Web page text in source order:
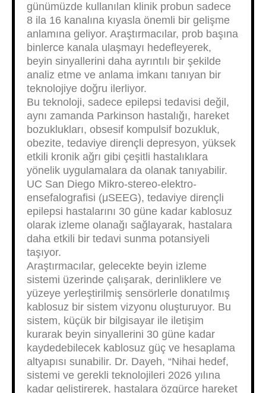
günümüzde kullanılan klinik probun sadece
8 ila 16 kanalına kıyasla önemli bir gelişme
anlamına geliyor. Araştırmacılar, prob başına
binlerce kanala ulaşmayı hedefleyerek,
beyin sinyallerini daha ayrıntılı bir şekilde
analiz etme ve anlama imkanı tanıyan bir
teknolojiye doğru ilerliyor.
Bu teknoloji, sadece epilepsi tedavisi değil,
aynı zamanda Parkinson hastalığı, hareket
bozuklukları, obsesif kompulsif bozukluk,
obezite, tedaviye dirençli depresyon, yüksek
etkili kronik ağrı gibi çeşitli hastalıklara
yönelik uygulamalara da olanak tanıyabilir.
UC San Diego Mikro-stereo-elektro-
ensefalografisi (μSEEG), tedaviye dirençli
epilepsi hastalarını 30 güne kadar kablosuz
olarak izleme olanağı sağlayarak, hastalara
daha etkili bir tedavi sunma potansiyeli
taşıyor.
Araştırmacılar, gelecekte beyin izleme
sistemi üzerinde çalışarak, derinliklere ve
yüzeye yerleştirilmiş sensörlerle donatılmış
kablosuz bir sistem vizyonu oluşturuyor. Bu
sistem, küçük bir bilgisayar ile iletişim
kurarak beyin sinyallerini 30 güne kadar
kaydedebilecek kablosuz güç ve hesaplama
altyapısı sunabilir. Dr. Dayeh, “Nihai hedef,
sistemi ve gerekli teknolojileri 2026 yılına
kadar geliştirerek, hastalara özgürce hareket